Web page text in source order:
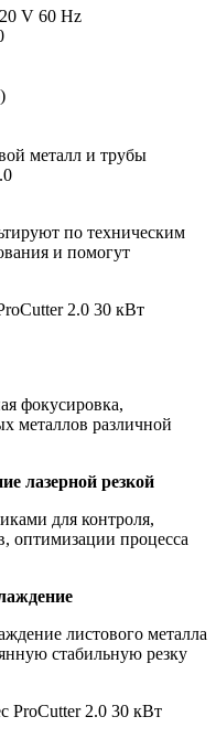
V 60 Hz
металл и трубы
по техническим
и помогут
2.0 30 кВт
фокусировка,
металлов различной
лазерной резкой
для контроля,
оптимизации процесса
листового металла
стабильную резку